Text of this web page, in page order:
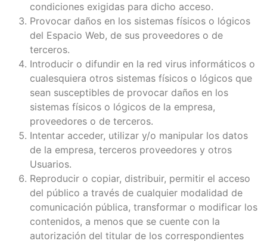
condiciones exigidas para dicho acceso.
Provocar daños en los sistemas físicos o lógicos
del Espacio Web, de sus proveedores o de
terceros.
Introducir o difundir en la red virus informáticos o
cualesquiera otros sistemas físicos o lógicos que
sean susceptibles de provocar daños en los
sistemas físicos o lógicos de la empresa,
proveedores o de terceros.
Intentar acceder, utilizar y/o manipular los datos
de la empresa, terceros proveedores y otros
Usuarios.
Reproducir o copiar, distribuir, permitir el acceso
del público a través de cualquier modalidad de
comunicación pública, transformar o modificar los
contenidos, a menos que se cuente con la
autorización del titular de los correspondientes